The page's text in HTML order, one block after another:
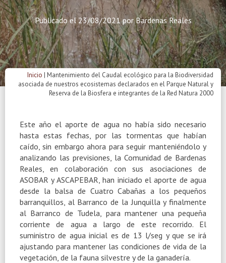
Publicado el23/08/2021porBardenas Reales
Inicio | Mantenimiento del Caudal ecológico para la Biodiversidad
asociada de nuestros ecosistemas declarados en el Parque Natural y
Reserva de la Biosfera e integrantes de la Red Natura 2000
Este año el aporte de agua no había sido necesario
hasta estas fechas, por las tormentas que habían
caído, sin embargo ahora para seguir manteniéndolo y
analizando las previsiones, la Comunidad de Bardenas
Reales, en colaboración con sus asociaciones de
ASOBAR y ASCAPEBAR, han iniciado el aporte de agua
desde la balsa de Cuatro Cabañas a los pequeños
barranquillos, al Barranco de la Junquilla y finalmente
al Barranco de Tudela, para mantener una pequeña
corriente de agua a largo de este recorrido. El
suministro de agua inicial es de 13 l/seg y que se irá
ajustando para mantener las condiciones de vida de la
vegetación, de la fauna silvestre y de la ganadería.